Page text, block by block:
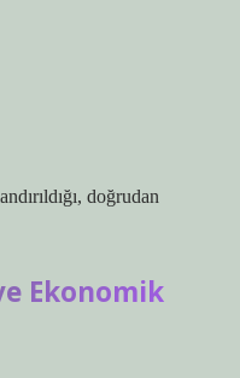
doğrudan
Ekonomik